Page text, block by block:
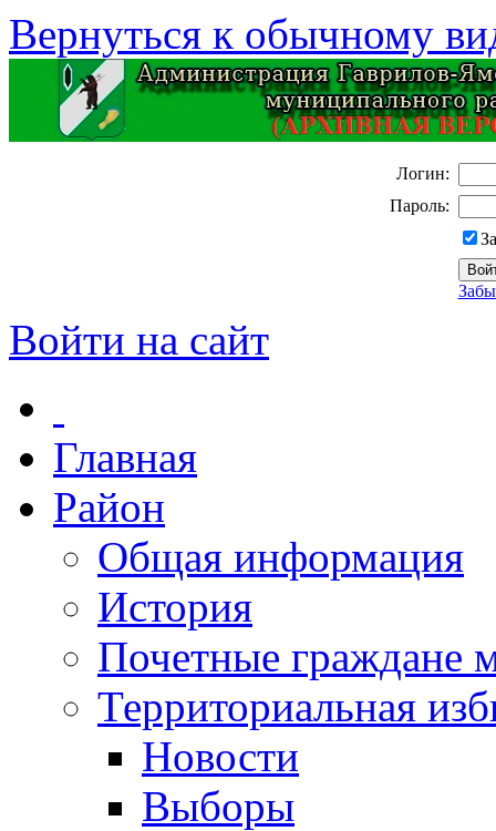
Вернуться к обычному
Логин:
Пароль:
Войти на сайт
Главная
Район
Общая информация
История
Почетные граждане
Территориальная
Новости
Выборы